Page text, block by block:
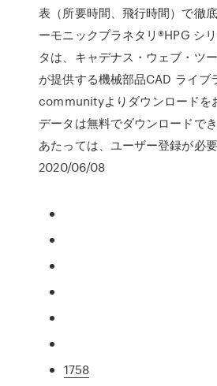
表（所要時間、飛行時間）で徹
ーモニックプラネタリ®HPG シ
タは、キャデナス・ウェブ・ツ
が提供する機械部品CAD ライブ
communityよりダウンロードを
データは無料でダウンロードで
あたっては、ユーザー登録が必要
2020/06/08
1758